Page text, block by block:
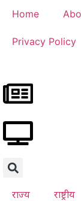
Home
Privacy Policy
राज्य राष्ट्रीय